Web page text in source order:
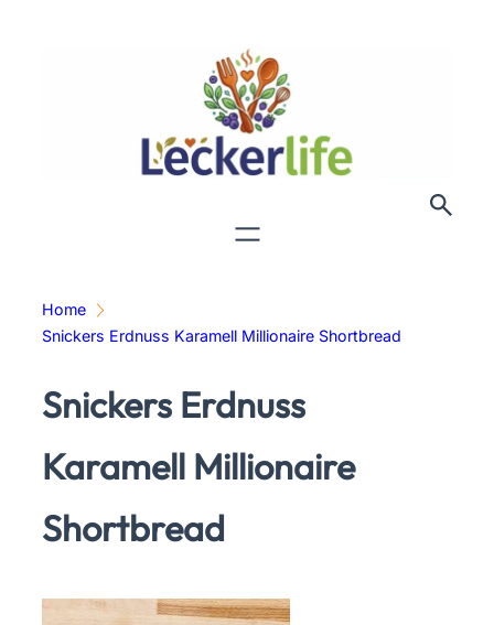
Home
Snickers Erdnuss Karamell Millionaire Shortbread
Snickers Erdnuss
Karamell Millionaire
Shortbread